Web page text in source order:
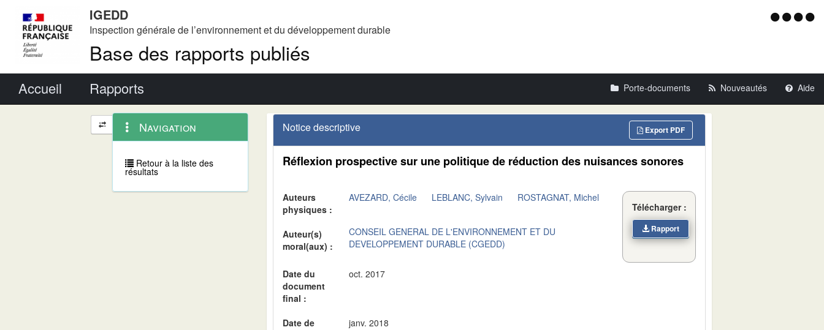
IGEDD
Inspection générale de l’environnement et du développement durable
Base des rapports publiés
Menu
Accueil Rapports Porte-documents Nouveautés Aide
Navigation
et
outils
annexes
contextuel
Navigation
Retour à la liste des
résultats
Notice descriptive Export PDF
Réflexion prospective sur une politique de réduction des nuisances sonores
Auteurs
physiques :
AVEZARD, Cécile LEBLANC, Sylvain ROSTAGNAT, Michel
Auteur(s)
moral(aux) :
CONSEIL GENERAL DE L'ENVIRONNEMENT ET DU
DEVELOPPEMENT DURABLE (CGEDD)
Date du
document
final :
oct. 2017
Date de
janv. 2018
Télécharger :
Rapport